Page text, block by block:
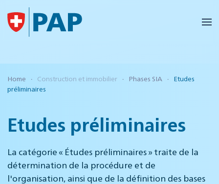
Accéder au contenu principal
Home Construction et immobilier Phases SIA
Etudes
préliminaires
Etudes préliminaires
La catégorie « Études préliminaires » traite de la
détermination de la procédure et de
l'organisation, ainsi que de la définition des bases